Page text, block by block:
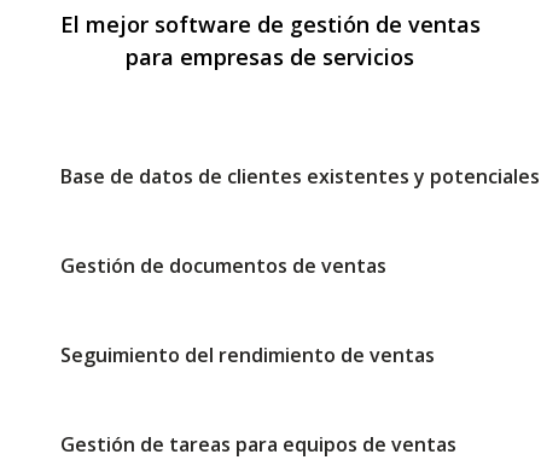
El mejor software de gestión de ventas
para empresas de servicios
Base de datos de clientes existentes y potenciales
Gestión de documentos de ventas
Seguimiento del rendimiento de ventas
Gestión de tareas para equipos de ventas